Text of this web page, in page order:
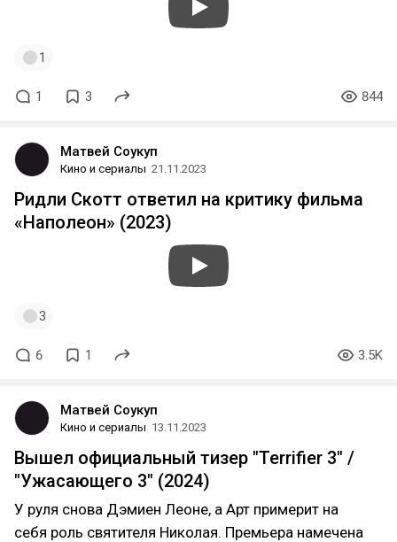
1
1 3 844
Матвей Соукуп
Кино и сериалы 21.11.2023
Ридли Скотт ответил на критику фильма
«Наполеон» (2023)
3
6 1 3.5K
Матвей Соукуп
Кино и сериалы 13.11.2023
Вышел официальный тизер "Terrifier 3" /
"Ужасающего 3" (2024)
У руля снова Дэмиен Леоне, а Арт примерит на
себя роль святителя Николая. Премьера намечена